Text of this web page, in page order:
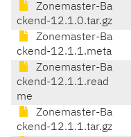
Zonemaster-Ba
ckend-12.1.0.tar.gz
Zonemaster-Ba
ckend-12.1.1.meta
Zonemaster-Ba
ckend-12.1.1.read
me
Zonemaster-Ba
ckend-12.1.1.tar.gz